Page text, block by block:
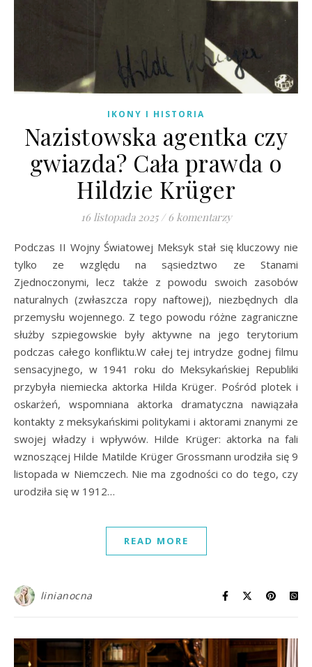
IKONY I HISTORIA
Nazistowska agentka czy
gwiazda? Cała prawda o
Hildzie Krüger
16 listopada 2025 / 6 komentarzy
Podczas II Wojny Światowej Meksyk stał się kluczowy nie
tylko ze względu na sąsiedztwo ze Stanami
Zjednoczonymi, lecz także z powodu swoich zasobów
naturalnych (zwłaszcza ropy naftowej), niezbędnych dla
przemysłu wojennego. Z tego powodu różne zagraniczne
służby szpiegowskie były aktywne na jego terytorium
podczas całego konfliktu.W całej tej intrydze godnej filmu
sensacyjnego, w 1941 roku do Meksykańskiej Republiki
przybyła niemiecka aktorka Hilda Krüger. Pośród plotek i
oskarżeń, wspomniana aktorka dramatyczna nawiązała
kontakty z meksykańskimi politykami i aktorami znanymi ze
swojej władzy i wpływów. Hilde Krüger: aktorka na fali
wznoszącej Hilde Matilde Krüger Grossmann urodziła się 9
listopada w Niemczech. Nie ma zgodności co do tego, czy
urodziła się w 1912…
READ MORE
linianocna